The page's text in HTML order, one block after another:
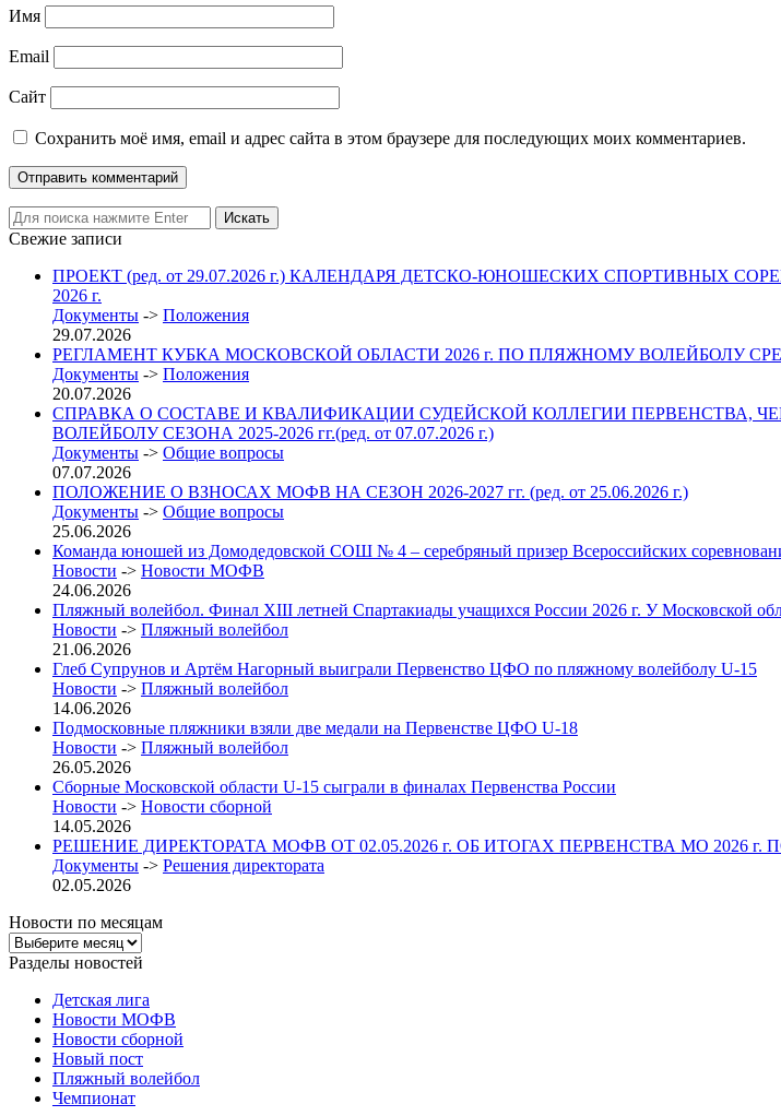
Имя
Email
Сайт
Сохранить моё имя, email и адрес сайта в этом браузере для последующих моих комментариев.
Свежие записи
ПРОЕКТ (ред. от 29.07.2026 г.) КАЛЕНДАРЯ ДЕТСКО-ЮНОШЕСКИХ СПОРТИВНЫХ
2026 г.
Документы -> Положения
29.07.2026
РЕГЛАМЕНТ КУБКА МОСКОВСКОЙ ОБЛАСТИ 2026 г. ПО ПЛЯЖНОМУ ВОЛЕЙБОЛУ
Документы -> Положения
20.07.2026
СПРАВКА О СОСТАВЕ И КВАЛИФИКАЦИИ СУДЕЙСКОЙ КОЛЛЕГИИ ПЕРВЕНСТВА,
ВОЛЕЙБОЛУ СЕЗОНА 2025-2026 гг.(ред. от 07.07.2026 г.)
Документы -> Общие вопросы
07.07.2026
ПОЛОЖЕНИЕ О ВЗНОСАХ МОФВ НА СЕЗОН 2026-2027 гг. (ред. от 25.06.2026 г.)
Документы -> Общие вопросы
25.06.2026
Команда юношей из Домодедовской СОШ № 4 – серебряный призер Всероссийских
Новости -> Новости МОФВ
24.06.2026
Пляжный волейбол. Финал XIII летней Спартакиады учащихся России 2026 г. У Московской
Новости -> Пляжный волейбол
21.06.2026
Глеб Супрунов и Артём Нагорный выиграли Первенство ЦФО по пляжному волейболу U-15
Новости -> Пляжный волейбол
14.06.2026
Подмосковные пляжники взяли две медали на Первенстве ЦФО U-18
Новости -> Пляжный волейбол
26.05.2026
Сборные Московской области U-15 сыграли в финалах Первенства России
Новости -> Новости сборной
14.05.2026
РЕШЕНИЕ ДИРЕКТОРАТА МОФВ ОТ 02.05.2026 г. ОБ ИТОГАХ ПЕРВЕНСТВА МО 2026
Документы -> Решения директората
02.05.2026
Новости по месяцам
Новости
по
Разделы новостей
Детская лига
Новости МОФВ
Новости сборной
Новый пост
Пляжный волейбол
Чемпионат